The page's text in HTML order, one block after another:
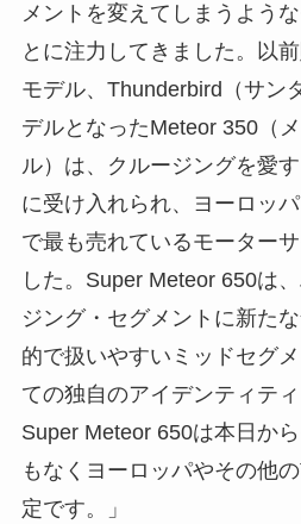
メントを変えてしまうよう
とに注力してきました。以
モデル、Thunderbird（サン
デルとなったMeteor 350（
ル）は、クルージングを愛
に受け入れられ、ヨーロッ
で最も売れているモーター
した。Super Meteor 650は
ジング・セグメントに新た
的で扱いやすいミッドセグ
ての独自のアイデンティテ
Super Meteor 650は本日か
もなくヨーロッパやその他
定です。」